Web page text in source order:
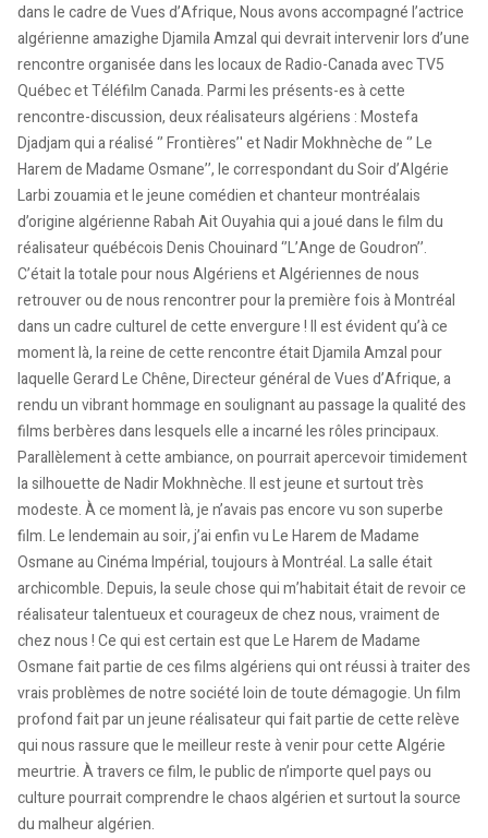
dans le cadre de Vues d’Afrique, Nous avons accompagné l’actrice
algérienne amazighe Djamila Amzal qui devrait intervenir lors d’une
rencontre organisée dans les locaux de Radio-Canada avec TV5
Québec et Téléfilm Canada. Parmi les présents-es à cette
rencontre-discussion, deux réalisateurs algériens : Mostefa
Djadjam qui a réalisé ‘’ Frontières’' et Nadir Mokhnèche de ‘’ Le
Harem de Madame Osmane’’, le correspondant du Soir d’Algérie
Larbi zouamia et le jeune comédien et chanteur montréalais
d’origine algérienne Rabah Ait Ouyahia qui a joué dans le film du
réalisateur québécois Denis Chouinard ‘’L’Ange de Goudron’’.
C’était la totale pour nous Algériens et Algériennes de nous
retrouver ou de nous rencontrer pour la première fois à Montréal
dans un cadre culturel de cette envergure ! Il est évident qu’à ce
moment là, la reine de cette rencontre était Djamila Amzal pour
laquelle Gerard Le Chêne, Directeur général de Vues d’Afrique, a
rendu un vibrant hommage en soulignant au passage la qualité des
films berbères dans lesquels elle a incarné les rôles principaux.
Parallèlement à cette ambiance, on pourrait apercevoir timidement
la silhouette de Nadir Mokhnèche. Il est jeune et surtout très
modeste. À ce moment là, je n’avais pas encore vu son superbe
film. Le lendemain au soir, j’ai enfin vu Le Harem de Madame
Osmane au Cinéma Impérial, toujours à Montréal. La salle était
archicomble. Depuis, la seule chose qui m’habitait était de revoir ce
réalisateur talentueux et courageux de chez nous, vraiment de
chez nous ! Ce qui est certain est que Le Harem de Madame
Osmane fait partie de ces films algériens qui ont réussi à traiter des
vrais problèmes de notre société loin de toute démagogie. Un film
profond fait par un jeune réalisateur qui fait partie de cette relève
qui nous rassure que le meilleur reste à venir pour cette Algérie
meurtrie. À travers ce film, le public de n’importe quel pays ou
culture pourrait comprendre le chaos algérien et surtout la source
du malheur algérien.